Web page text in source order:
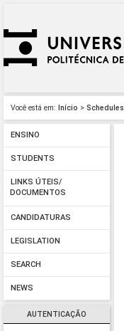
Você está em: Início > Schedules
ENSINO
STUDENTS
LINKS ÚTEIS/
DOCUMENTOS
CANDIDATURAS
LEGISLATION
SEARCH
NEWS
AUTENTICAÇÃO